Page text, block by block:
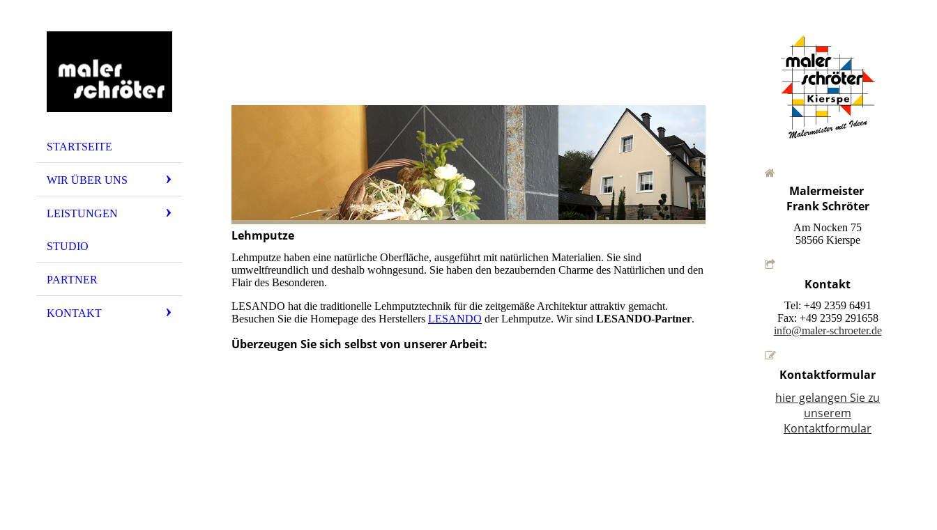
STARTSEITE
WIR ÜBER UNS
LEISTUNGEN
STUDIO
PARTNER
KONTAKT
Lehmputze
Lehmputze haben eine natürliche Oberfläche, ausgeführt mit natürlichen Materialien. Sie sind
umweltfreundlich und deshalb wohngesund. Sie haben den bezaubernden Charme des Natürlichen und den
Flair des Besonderen.
LESANDO hat die traditionelle Lehmputztechnik für die zeitgemäße Architektur attraktiv gemacht.
Besuchen Sie die Homepage des Herstellers LESANDO der Lehmputze. Wir sind LESANDO-Partner.
Überzeugen Sie sich selbst von unserer Arbeit:
Malermeister
Frank Schröter
Am Nocken 75
58566 Kierspe
Kontakt
Tel: +49 2359 6491
Fax: +49 2359 291658
info@maler-schroeter.de
Kontaktformular
hier gelangen Sie zu
unserem
Kontaktformular